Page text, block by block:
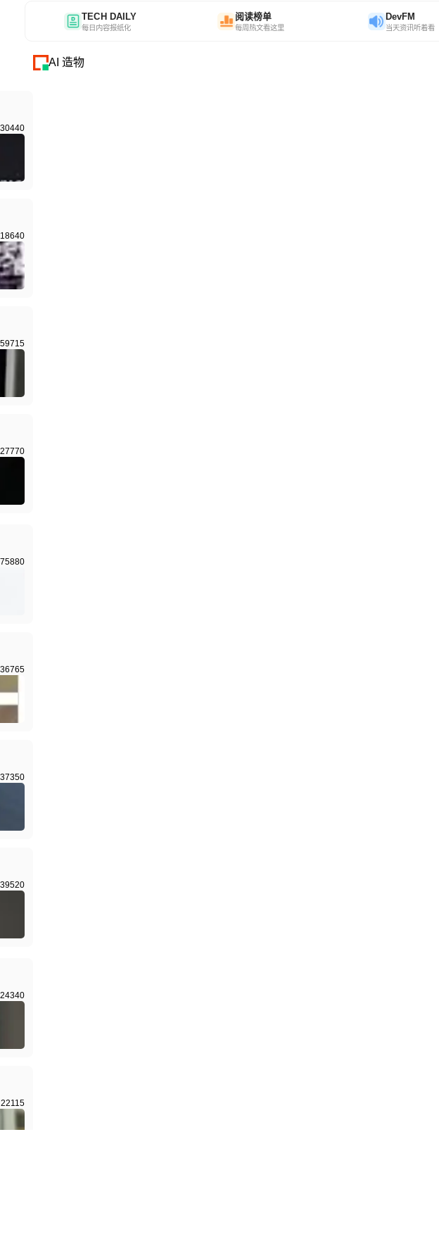
TECH DAILY
每日内容报纸化
阅读榜单
每周热文看这里
DevFM
当天资讯听着看
AI 造物